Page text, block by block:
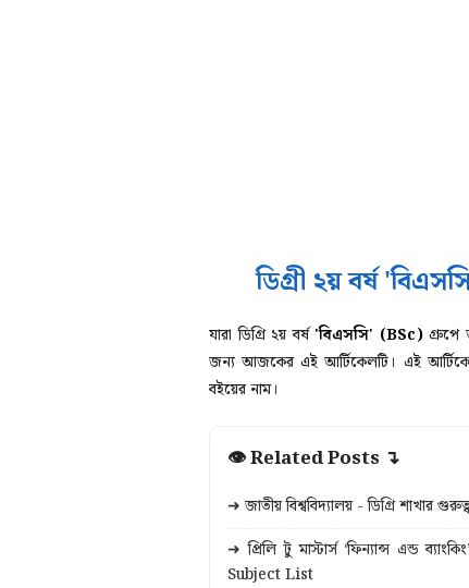
ডিগ্রী ২য় বর্ষ
যারা ডিগ্রি ২য় বর্ষ'বিএসসি' (BSc)গ্রুপে
জন্য আজকের এই আর্টিকেলটি। এই
বইয়ের নাম।
👁 Related Posts ↴
➜ জাতীয় বিশ্ববিদ্যালয় - ডিগ্রি
➜ প্রিলি টু মাস্টার্স ‘ফিন্যান্স এন্ড
Subject List